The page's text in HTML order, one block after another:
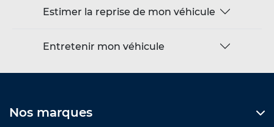
Estimer la reprise de mon véhicule
Entretenir mon véhicule
Nos marques